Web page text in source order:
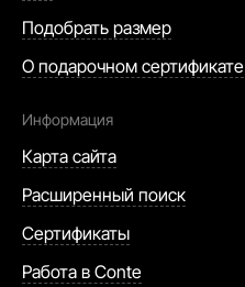
Подобрать размер
О подарочном сертификате
Информация
Карта сайта
Расширенный поиск
Сертификаты
Работа в Conte